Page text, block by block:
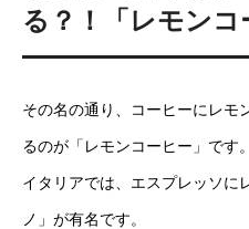
る？！「レモンコ
その名の通り、コーヒーにレモ
るのが「レモンコーヒー」です。
イタリアでは、エスプレッソに
ノ」が有名です。